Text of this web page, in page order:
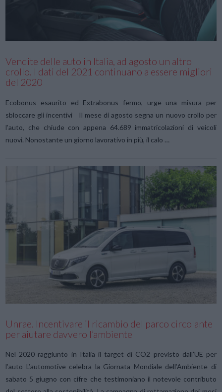
VIEW POST
VIEW POST
Vendite delle auto in Italia, ad agosto un altro
crollo. I dati del 2021 continuano a essere migliori
del 2020
Ecobonus esaurito ed Extrabonus fermo, urge una misura per
sbloccare gli incentivi Il mese di agosto segna un nuovo crollo per
l’auto, che chiude con appena 64.689 immatricolazioni di veicoli
nuovi. Nonostante un giorno lavorativo in più, il calo …
Unrae. Incentivare il ricambio del parco circolante
per aiutare davvero l’ambiente
Nel 2020 raggiunto in Italia il target di CO2 previsto dall’UE per
l’auto L’automotive celebra la Giornata Mondiale dell’Ambiente di
sabato 5 giugno con cifre che testimoniano il notevole contributo